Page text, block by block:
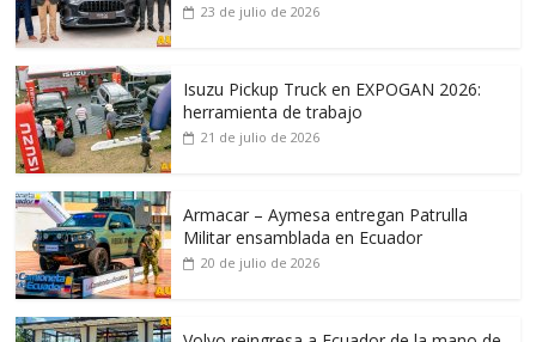
23 de julio de 2026
Isuzu Pickup Truck en EXPOGAN 2026:
herramienta de trabajo
21 de julio de 2026
Armacar – Aymesa entregan Patrulla
Militar ensamblada en Ecuador
20 de julio de 2026